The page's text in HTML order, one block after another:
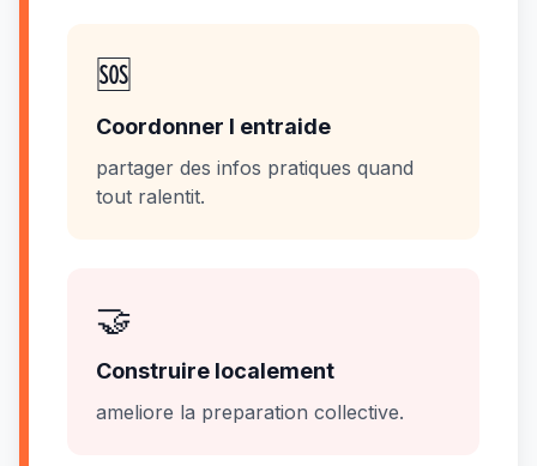
🆘
Coordonner l entraide
partager des infos pratiques quand
tout ralentit.
🤝
Construire localement
ameliore la preparation collective.